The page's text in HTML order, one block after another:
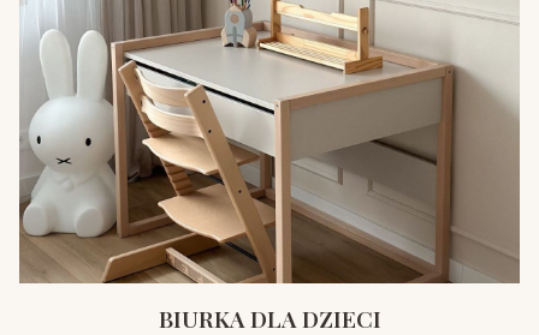
BIURKA DLA DZIECI